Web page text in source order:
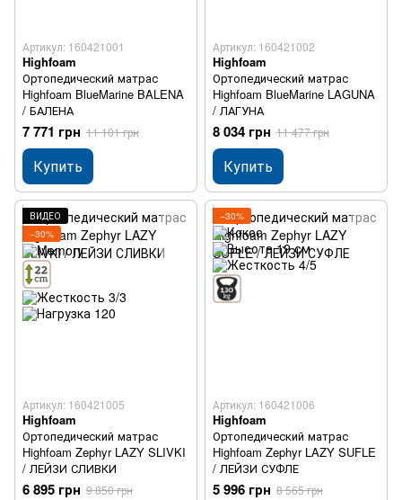
Артикул: 160421001
Highfoam
Ортопедический матрас
Highfoam BlueMarine BALENA
/ БАЛЕНА
7 771 грн 11 101 грн
Купить
Артикул: 160421002
Highfoam
Ортопедический матрас
Highfoam BlueMarine LAGUNA
/ ЛАГУНА
8 034 грн 11 477 грн
Купить
ВИДЕО
−30%
Артикул: 160421005
Highfoam
Ортопедический матрас
Highfoam Zephyr LAZY SLIVKI
/ ЛЕЙЗИ СЛИВКИ
6 895 грн 9 850 грн
−30%
Артикул: 160421006
Highfoam
Ортопедический матрас
Highfoam Zephyr LAZY SUFLE
/ ЛЕЙЗИ СУФЛЕ
5 996 грн 8 565 грн